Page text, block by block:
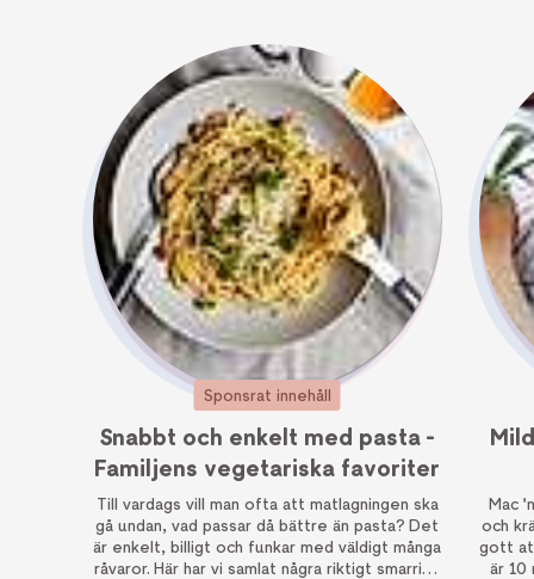
Snabbt och enkelt med pasta -
Familjens vegetariska favoriter
Till vardags vill man ofta att matlagningen ska
gå undan, vad passar då bättre än pasta? Det
är enkelt, billigt och funkar med väldigt många
råvaror. Här har vi samlat några riktigt smarriga
Sponsrat innehåll
Mac
och
gott
är 10